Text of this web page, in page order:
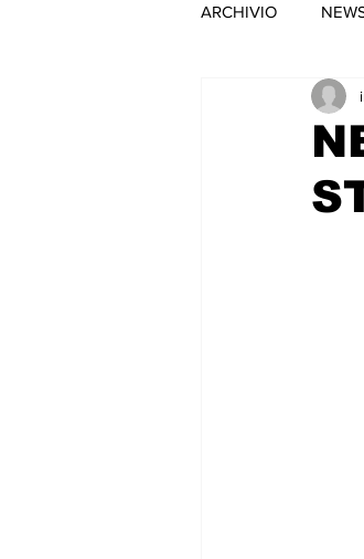
ARCHIVIO